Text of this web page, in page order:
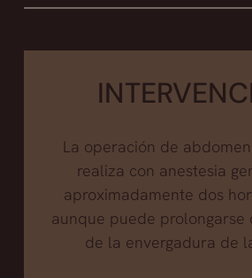
La operación de
realiza con anestesia
aproximadamente dos
aunque puede prolongarse
de la envergadura de